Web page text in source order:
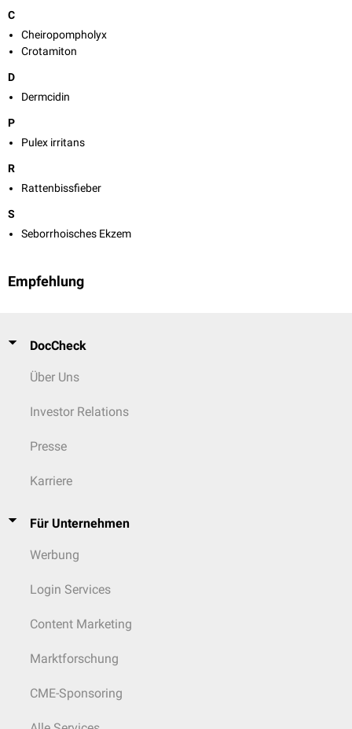
C
Cheiropompholyx
Crotamiton
D
Dermcidin
P
Pulex irritans
R
Rattenbissfieber
S
Seborrhoisches Ekzem
Empfehlung
DocCheck
Über Uns
Investor Relations
Presse
Karriere
Für Unternehmen
Werbung
Login Services
Content Marketing
Marktforschung
CME-Sponsoring